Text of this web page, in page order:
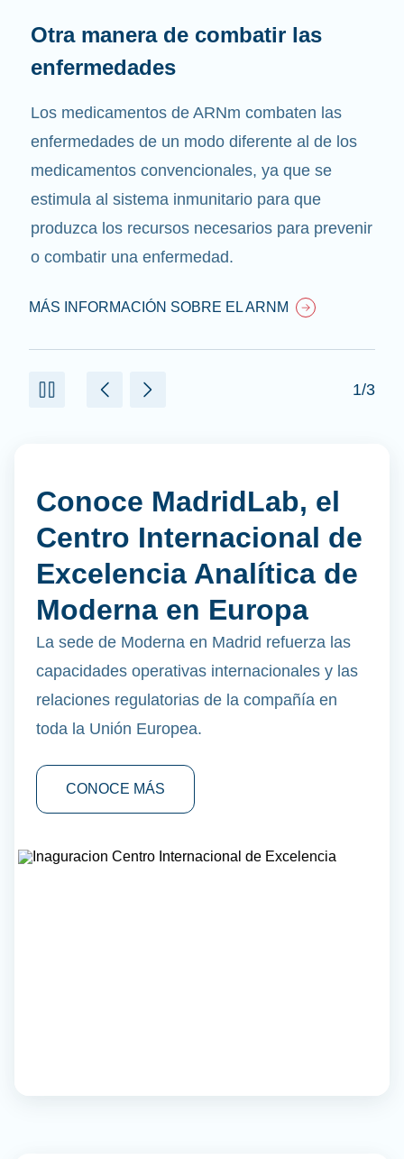
Otra manera de combatir las
enfermedades
Los medicamentos de ARNm combaten las
enfermedades de un modo diferente al de los
medicamentos convencionales, ya que se
estimula al sistema inmunitario para que
produzca los recursos necesarios para prevenir
o combatir una enfermedad.
MÁS INFORMACIÓN SOBRE EL ARNM
1/3
Conoce MadridLab, el
Centro Internacional de
Excelencia Analítica de
Moderna en Europa
La sede de Moderna en Madrid refuerza las
capacidades operativas internacionales y las
relaciones regulatorias de la compañía en
toda la Unión Europea.
CONOCE MÁS